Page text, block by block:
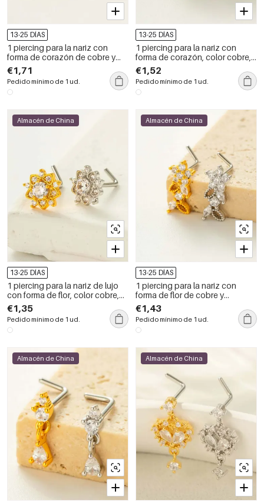
13-25 DÍAS
1 piercing para la nariz con
forma de corazón de cobre y
circonitas doradas para mujer
€1,71
Pedido mínimo de 1 ud.
13-25 DÍAS
1 piercing para la nariz con
forma de corazón, color cobre,
dorado y circonita para mujer.
€1,52
Pedido mínimo de 1 ud.
Almacén de China
13-25 DÍAS
1 piercing para la nariz de lujo
con forma de flor, color cobre,
dorado y circonita para mujer.
€1,35
Pedido mínimo de 1 ud.
Almacén de China
13-25 DÍAS
1 piercing para la nariz con
forma de flor de cobre y
circonita color dorado para
mujer
€1,43
Pedido mínimo de 1 ud.
Almacén de China Almacén de China